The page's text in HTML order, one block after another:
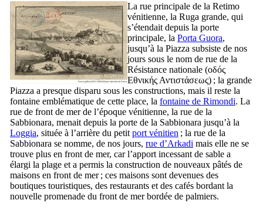
La rue principale de la Retimo
vénitienne, la Ruga grande, qui
s’étendait depuis la porte
principale, la Porta Guora,
jusqu’à la Piazza subsiste de nos
jours sous le nom de rue de la
Résistance nationale (οδός
Εθνικής Αντιστάσεως) ; la grande
Piazza a presque disparu sous les constructions, mais il reste la
fontaine emblématique de cette place, la fontaine de Rimondi. La
rue de front de mer de l’époque vénitienne, la rue de la
Sabbionara, menait depuis la porte de la Sabbionara jusqu’à la
Loggia, située à l’arrière du petit port vénitien ; la rue de la
Sabbionara se nomme, de nos jours, rue d’Arkadi mais elle ne se
trouve plus en front de mer, car l’apport incessant de sable a
élargi la plage et a permis la construction de nouveaux pâtés de
maisons en front de mer ; ces maisons sont devenues des
boutiques touristiques, des restaurants et des cafés bordant la
nouvelle promenade du front de mer bordée de palmiers.